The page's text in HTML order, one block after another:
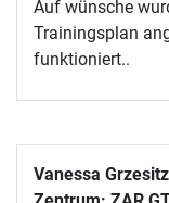
Auf wünsche
Trainingsplan
funktioniert..
Vanessa